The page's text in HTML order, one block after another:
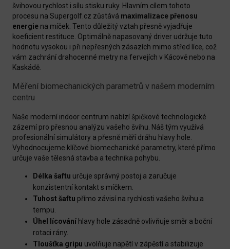
švihovou rychlost i sílu stisku ruky. Hlavním cílem tohoto
procesu na Supergolf.cz zůstává maximalizace přenosu
energie na míček. Tento důležitý vztah přesně vyjadřuje
koeficient restituce. Optimálně napasovaný driver udržuje tuto
hodnotu vysokou i při nepřesných zásazích mimo střed líce, což
vám zachrání drahocenné metry na fervejích v Kácově nebo na
Kaskádě.
Měření biomechanických parametrů v našem moderním
centru
Naše moderní indoor centrum nabízí špičkové technologické
zázemí pro přesnou analýzu vašeho švihu. Náš tým využívá
profesionální simulátory a přesně měří dráhu hlavy hole.
Vyhodnocujeme klíčové biomechanické parametry, které přímo
určuje vaše tělesná stavba a technika pohybu.
Délka šaftu určuje správný postoj a zaručuje
konzistentní kontakt s míčkem.
Tuhost šaftu přímo závisí na rychlosti vašeho švihu a
tempu.
Úhel lícování hlavy hole zásadně ovlivňuje směr a boční
rotaci rány.
Tloušťka gripu uvolňuje napětí v zápěstí a stabilizuje